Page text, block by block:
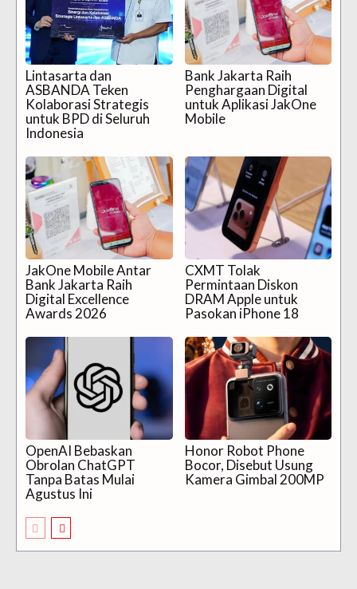
Lintasarta dan
ASBANDA Teken
Kolaborasi Strategis
untuk BPD di Seluruh
Indonesia
Bank Jakarta Raih
Penghargaan Digital
untuk Aplikasi JakOne
Mobile
JakOne Mobile Antar
Bank Jakarta Raih
Digital Excellence
Awards 2026
CXMT Tolak
Permintaan Diskon
DRAM Apple untuk
Pasokan iPhone 18
OpenAI Bebaskan
Obrolan ChatGPT
Tanpa Batas Mulai
Agustus Ini
Honor Robot Phone
Bocor, Disebut Usung
Kamera Gimbal 200MP